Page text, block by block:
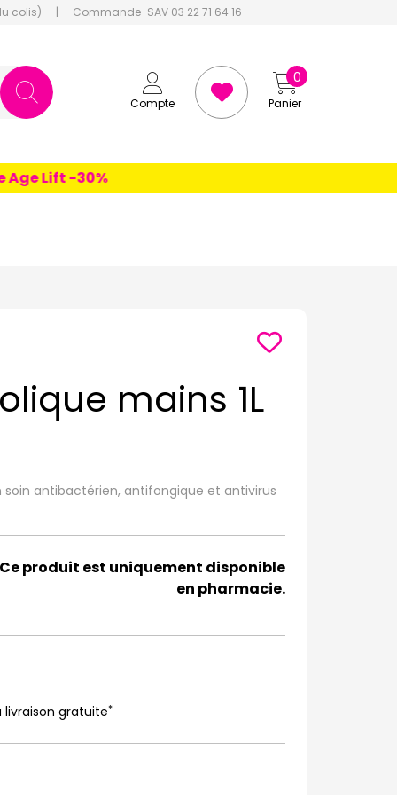
colis) | Commande-SAV 03 22 71 64 16
Compte Panier
0
Lift -30%
mains 1L
antibactérien, antifongique et antivirus
produit est uniquement disponible
en pharmacie.
gratuite*